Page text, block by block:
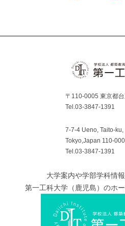
〒110-0005 東京都
Tel.03-3847-1391
7-7-4 Ueno, Taito-ku,
Tokyo,Japan 110-
Tel.03-3847-1391
大学案内や学部学科情
第一工科大学（鹿児島）のホ